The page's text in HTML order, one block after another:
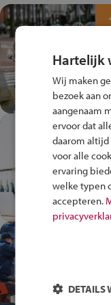
Hartelijk
Wij maken
bezoek aan
aangenaam
ervoor dat
daarom altijd
voor alle
ervaring
welke typen
accepteren.
DETAILS